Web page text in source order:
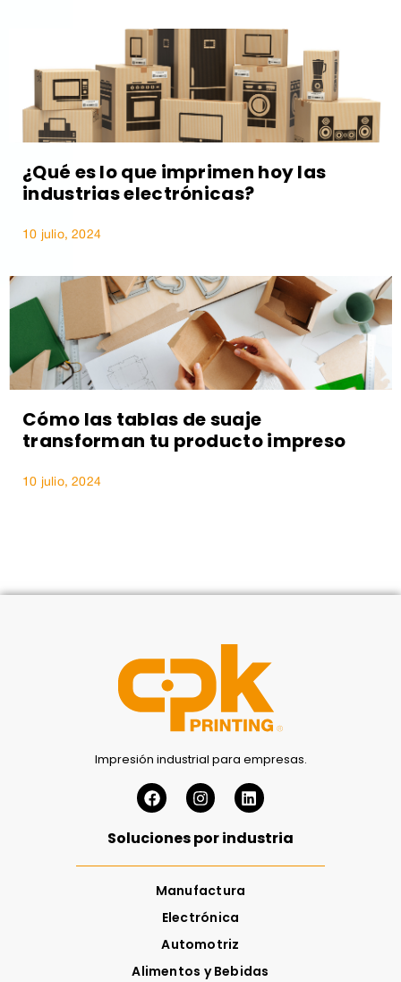
¿Qué es lo que imprimen hoy las
industrias electrónicas?
10 julio, 2024
Cómo las tablas de suaje
transforman tu producto impreso
10 julio, 2024
Impresión industrial para empresas.
Soluciones por industria
Manufactura
Electrónica
Automotriz
Alimentos y Bebidas